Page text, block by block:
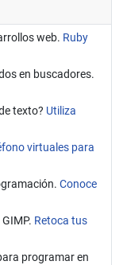
web. Ruby
en buscadores.
texto? Utiliza
virtuales para
Conoce
Retoca tus
programar en